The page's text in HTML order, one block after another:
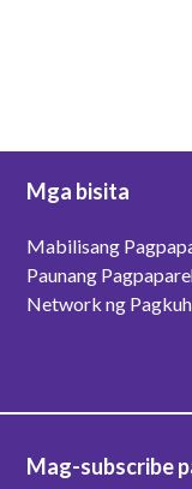
Mga bisita
Mabilisang
Paunang
Network ng
Mag-subscribe